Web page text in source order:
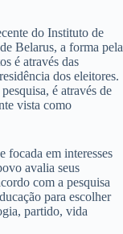
do Instituto de
Belarus, a forma pela
é através das
dos eleitores.
é através de
vista como
focada em interesses
avalia seus
com a pesquisa
para escolher
partido, vida